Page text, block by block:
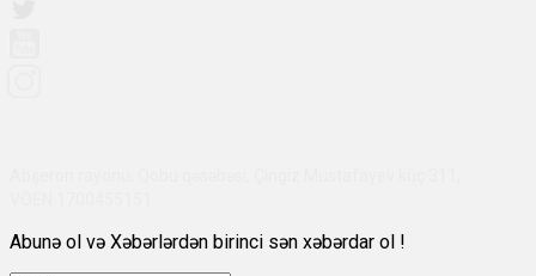
Abunə ol və Xəbərlərdən birinci sən xəbərdar ol !